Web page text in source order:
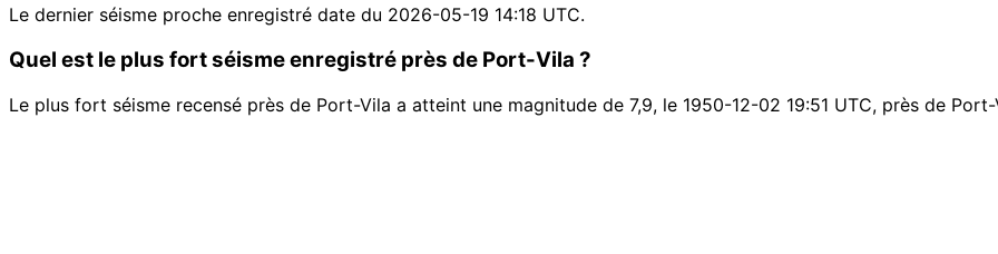
Le dernier séisme proche enregistré date du 2026-05-19 14:18 UTC.
Quel est le plus fort séisme enregistré près de Port-Vila ?
Le plus fort séisme recensé près de Port-Vila a atteint une magnitude de 7,9, le 1950-12-02 19:51 UTC, près de Port-